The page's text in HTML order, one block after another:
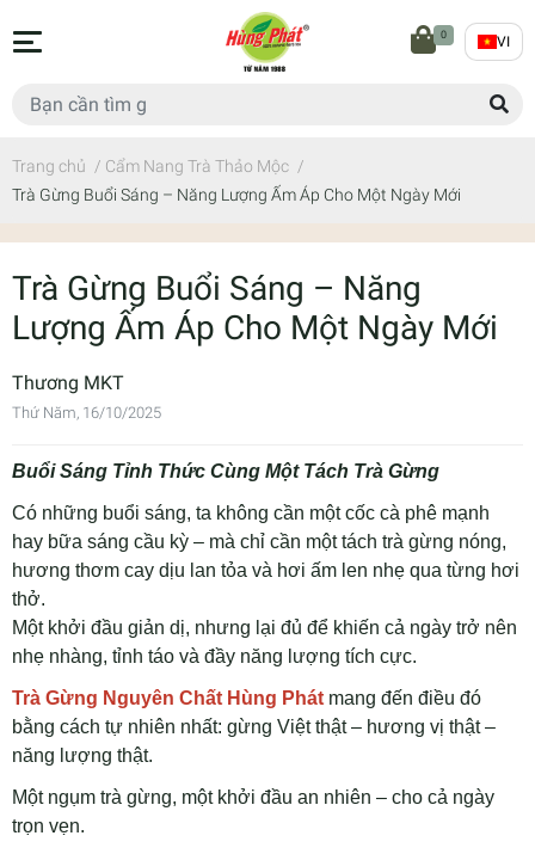
0 VI
Trang chủ / Cẩm Nang Trà Thảo Mộc /
Trà Gừng Buổi Sáng – Năng Lượng Ấm Áp Cho Một Ngày Mới
Trà Gừng Buổi Sáng – Năng
Lượng Ấm Áp Cho Một Ngày Mới
Thương MKT
Thứ Năm, 16/10/2025
Buổi Sáng Tỉnh Thức Cùng Một Tách Trà Gừng
Có những buổi sáng, ta không cần một cốc cà phê mạnh
hay bữa sáng cầu kỳ – mà chỉ cần một tách trà gừng nóng,
hương thơm cay dịu lan tỏa và hơi ấm len nhẹ qua từng hơi
thở.
Một khởi đầu giản dị, nhưng lại đủ để khiến cả ngày trở nên
nhẹ nhàng, tỉnh táo và đầy năng lượng tích cực.
Trà Gừng Nguyên Chất Hùng Phát mang đến điều đó
bằng cách tự nhiên nhất: gừng Việt thật – hương vị thật –
năng lượng thật.
Một ngụm trà gừng, một khởi đầu an nhiên – cho cả ngày
trọn vẹn.